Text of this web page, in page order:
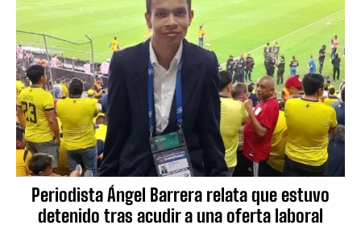
Periodista Ángel Barrera relata que estuvo
detenido tras acudir a una oferta laboral